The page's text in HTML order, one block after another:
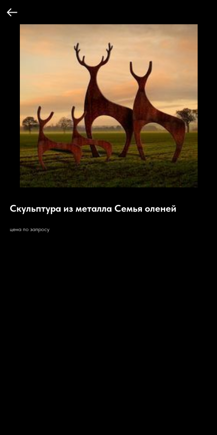
Скульптура из металла Семья оленей
цена по запросу